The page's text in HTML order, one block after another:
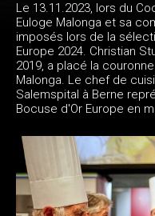
Le 13.11.2023, lors du
Euloge Malonga et sa
imposés lors de la
Europe 2024. Christian
2019, a placé la
Malonga. Le chef de
Salemspital à Berne
Bocuse d'Or Europe en